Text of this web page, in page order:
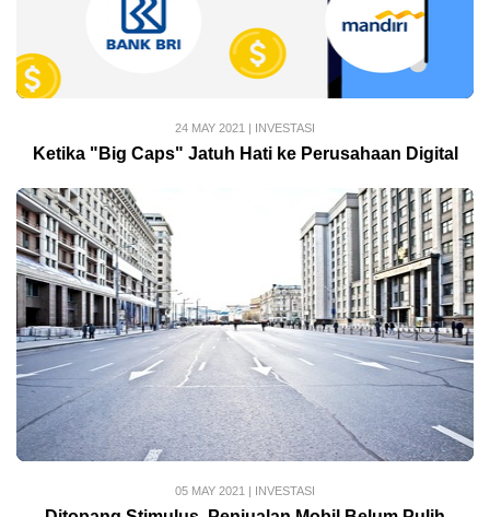
24 MAY 2021 | INVESTASI
Ketika "Big Caps" Jatuh Hati ke Perusahaan Digital
05 MAY 2021 | INVESTASI